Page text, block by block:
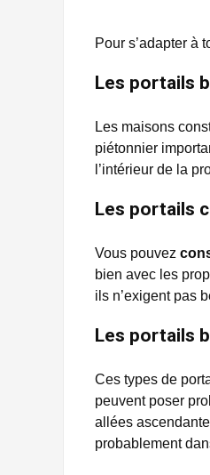
Pour s’adapter à
Les portails
Les maisons
piétonnier
l’intérieur de la
Les portails
Vous pouvez
bien avec les
ils n’exigent pas
Les portails
Ces types de
peuvent poser
allées
probablement